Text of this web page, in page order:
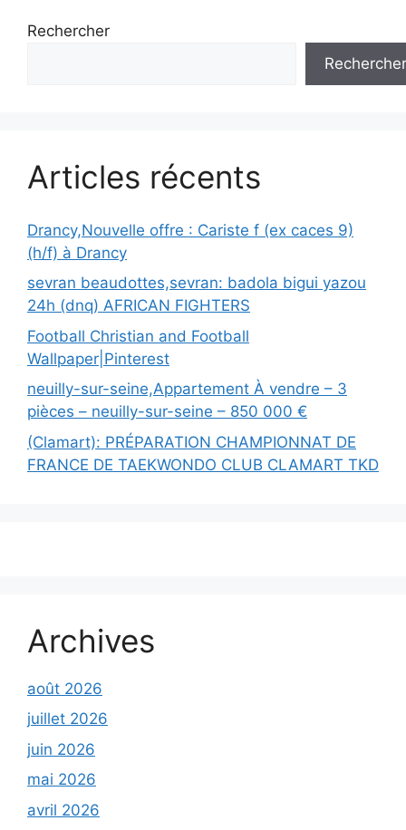
Rechercher
Rechercher
Articles récents
Drancy,Nouvelle offre : Cariste f (ex caces 9)
(h/f) à Drancy
sevran beaudottes,sevran: badola bigui yazou
24h (dnq) AFRICAN FIGHTERS
Football Christian and Football
Wallpaper|Pinterest
neuilly-sur-seine,Appartement À vendre – 3
pièces – neuilly-sur-seine – 850 000 €
(Clamart): PRÉPARATION CHAMPIONNAT DE
FRANCE DE TAEKWONDO CLUB CLAMART TKD
Archives
août 2026
juillet 2026
juin 2026
mai 2026
avril 2026